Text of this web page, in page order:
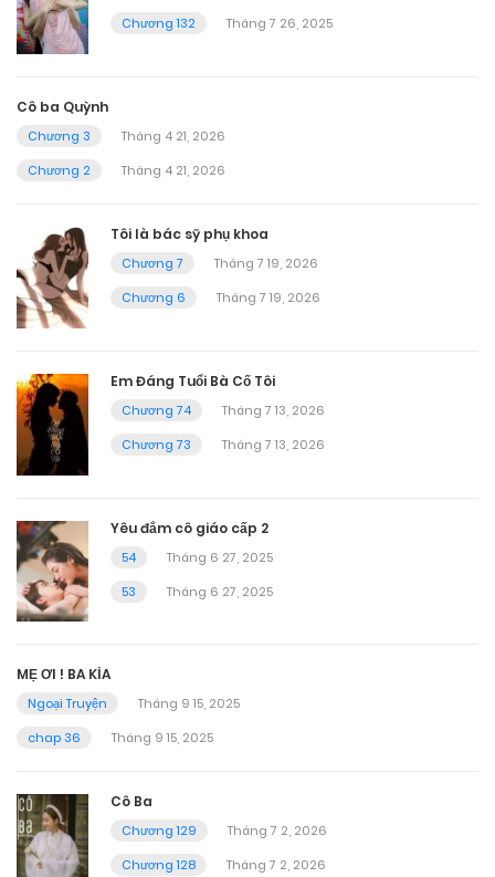
Chương 132
Tháng 7 26, 2025
Cô ba Quỳnh
Chương 3
Tháng 4 21, 2026
Chương 2
Tháng 4 21, 2026
Tôi là bác sỹ phụ khoa
Chương 7
Tháng 7 19, 2026
Chương 6
Tháng 7 19, 2026
Em Đáng Tuổi Bà Cố Tôi
Chương 74
Tháng 7 13, 2026
Chương 73
Tháng 7 13, 2026
Yêu đắm cô giáo cấp 2
54
Tháng 6 27, 2025
53
Tháng 6 27, 2025
MẸ ƠI ! BA KÌA
Ngoại Truyện
Tháng 9 15, 2025
chap 36
Tháng 9 15, 2025
Cô Ba
Chương 129
Tháng 7 2, 2026
Chương 128
Tháng 7 2, 2026